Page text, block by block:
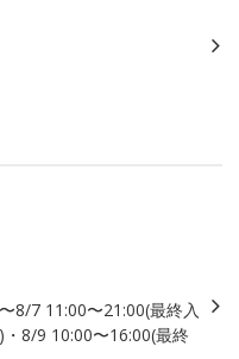
8/7 11:00〜21:00(最終入
8/9 10:00〜16:00(最終